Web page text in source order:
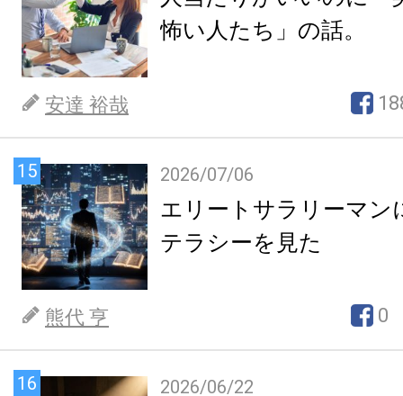
怖い人たち」の話。
安達 裕哉
15 2026/07/06
エリートサラリーマン
テラシーを見た
熊代 亨 0
16 2026/06/22